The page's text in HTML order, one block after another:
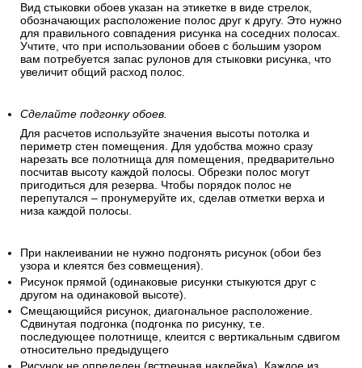
Вид стыковки обоев указан на этикетке в виде стрелок,
обозначающих расположение полос друг к другу. Это нужно
для правильного совпадения рисунка на соседних полосах.
Учтите, что при использовании обоев с большим узором
вам потребуется запас рулонов для стыковки рисунка, что
увеличит общий расход полос.
Сделайте подгонку обоев.
Для расчетов используйте значения высоты потолка и
периметр стен помещения. Для удобства можно сразу
нарезать все полотнища для помещения, предварительно
посчитав высоту каждой полосы. Обрезки полос могут
пригодиться для резерва. Чтобы порядок полос не
перепутался – пронумеруйте их, сделав отметки верха и
низа каждой полосы.
При наклеивании не нужно подгонять рисунок (обои без
узора и клеятся без совмещения).
Рисунок прямой (одинаковые рисунки стыкуются друг с
другом на одинаковой высоте).
Смещающийся рисунок, диагональное расположение.
Сдвинутая подгонка (подгонка по рисунку, т.е.
последующее полотнище, клеится с вертикальным сдвигом
относительно предыдущего